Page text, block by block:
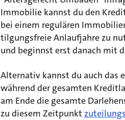
Immobilie kannst du den
bei einem regulären
tilgungsfreie Anlaufjahre zu
und beginnst erst danach mit
Alternativ kannst du auch das
während der gesamten
am Ende die gesamte
zu diesem Zeitpunkt